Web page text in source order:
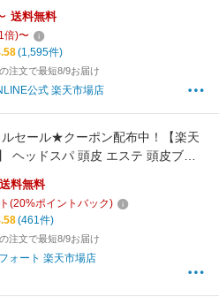
イス ケア リフト ケア ブラシ シリ
ィ グッズ 美容家電 頭皮ブラシ 頭皮
プケア 頭 首 腕 脚 足 デコルテ 美髪
パ
送料無料
1倍)〜
(1,595件)
注文で最短8/9お届け
公式 楽天市場店
セール★クーポン配布中！【楽天
ヘッドスパ 頭皮 エステ 頭皮ブラ
ブラシ 頭皮ケア ヘッドブラシ 頭皮
ドケア シャンプー スマホ首 電動 振
ースヘッド プレゼント ギフト
マイコンフォート
送料無料
(20%ポイントバック)
(461件)
注文で最短8/9お届け
ォート 楽天市場店